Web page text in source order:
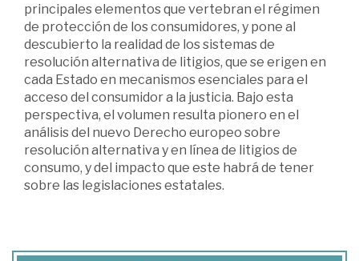
principales elementos que vertebran el régimen
de protección de los consumidores, y pone al
descubierto la realidad de los sistemas de
resolución alternativa de litigios, que se erigen en
cada Estado en mecanismos esenciales para el
acceso del consumidor a la justicia. Bajo esta
perspectiva, el volumen resulta pionero en el
análisis del nuevo Derecho europeo sobre
resolución alternativa y en línea de litigios de
consumo, y del impacto que este habrá de tener
sobre las legislaciones estatales.